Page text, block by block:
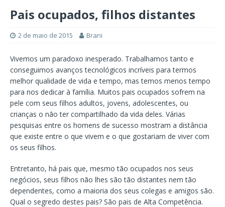
Pais ocupados, filhos distantes
2 de maio de 2015 Brani
Vivemos um paradoxo inesperado. Trabalhamos tanto e
conseguimos avanços tecnológicos incríveis para termos
melhor qualidade de vida e tempo, mas temos menos tempo
para nos dedicar à família. Muitos pais ocupados sofrem na
pele com seus filhos adultos, jovens, adolescentes, ou
crianças o não ter compartilhado da vida deles. Várias
pesquisas entre os homens de sucesso mostram a distância
que existe entre o que vivem e o que gostariam de viver com
os seus filhos.
Entretanto, há pais que, mesmo tão ocupados nos seus
negócios, seus filhos não lhes são tão distantes nem tão
dependentes, como a maioria dos seus colegas e amigos são.
Qual o segredo destes pais? São pais de Alta Competência.